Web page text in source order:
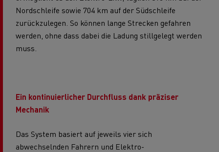
Nordschleife sowie 704 km auf der Südschleife
zurückzulegen. So können lange Strecken gefahren
werden, ohne dass dabei die Ladung stillgelegt werden
muss.
Ein kontinuierlicher Durchfluss dank präziser
Mechanik
Das System basiert auf jeweils vier sich
abwechselnden Fahrern und Elektro-